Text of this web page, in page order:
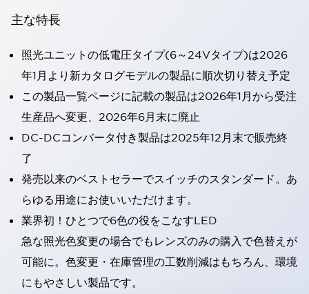
主な特長
照光ユニットの低電圧タイプ(6～24Vタイプ)は2026
年1月より新カタログモデルの製品に順次切り替え予定
この製品一覧ページに記載の製品は2026年1月から受注
生産品へ変更、2026年6月末に廃止
DC-DCコンバータ付き製品は2025年12月末で販売終
了
発売以来のベストセラーでスイッチのスタンダード。あ
らゆる用途にお使いいただけます。
業界初！ひとつで6色の役をこなすLED
急な照光色変更の場合でもレンズのみの購入で色替えが
可能に。色変更・在庫管理の工数削減はもちろん、環境
にもやさしい製品です。